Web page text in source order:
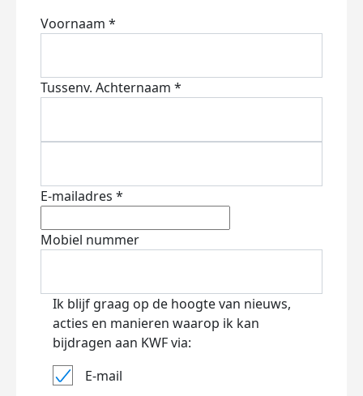
Voornaam *
Tussenv. Achternaam *
E-mailadres *
Mobiel nummer
Ik blijf graag op de hoogte van nieuws,
acties en manieren waarop ik kan
bijdragen aan KWF via:
E-mail